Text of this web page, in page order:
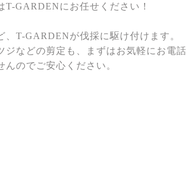
GARDENにお任せください！
T-GARDENが伐採に駆け付けます。
などの剪定も、まずはお気軽にお電
のでご安心ください。